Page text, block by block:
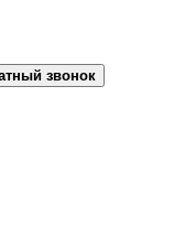
звонок